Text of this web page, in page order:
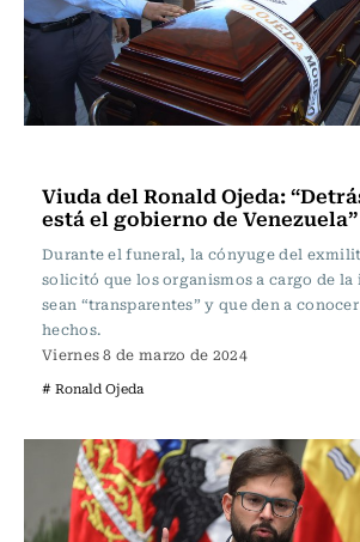
Viuda del Ronald Ojeda:
está el gobierno de Venezuela”
Durante el funeral, la cónyuge del
solicitó que los organismos a cargo de
sean “transparentes” y que den a
hechos.
Viernes 8 de marzo de 2024
# Ronald Ojeda